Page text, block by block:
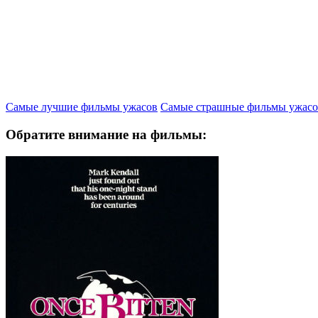
Самые лучшие фильмы ужасов Самые страшные фильмы
Обратите внимание на фильмы: